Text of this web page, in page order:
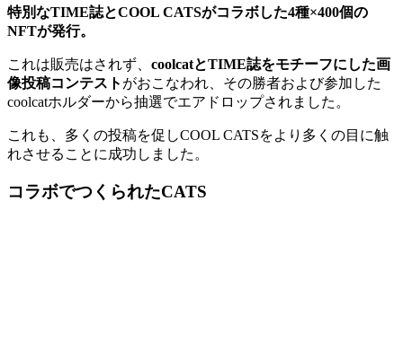
特別なTIME誌とCOOL CATSがコラボした4種×400個の
NFTが発行。
これは販売はされず、 coolcatとTIME誌をモチーフにした画
像投稿コンテスト がおこなわれ、その勝者および参加した
coolcatホルダーから抽選でエアドロップされました。
これも、多くの投稿を促しCOOL CATSをより多くの目に触
れさせることに成功しました。
コラボでつくられたCATS